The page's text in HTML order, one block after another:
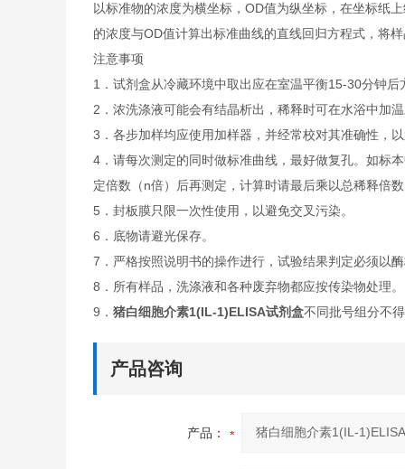
以标准物的浓度为横坐标，OD值为纵坐标，在坐标纸
的浓度与OD值计算出标准曲线的直线回归方程式，将
注意事项
1．试剂盒从冷藏环境中取出应在室温平衡15-30分钟
2．浓洗涤液可能会有结晶析出，稀释时可在水浴中加
3．各步加样均应使用加样器，并经常校对其准确性，
4．请每次测定的同时做标准曲线，最好做复孔。如标
定倍数（n倍）后再测定，计算时请最后乘以总稀释倍
5．封板膜只限一次性使用，以避免交叉污染。
6．底物请避光保存。
7．严格按照说明书的操作进行，试验结果判定必须以
8．所有样品，洗涤液和各种废弃物都应按传染物处理。
9． 猪白细胞介素1(IL-1)ELISA试剂盒不同批号组分不
产品咨询
产品：